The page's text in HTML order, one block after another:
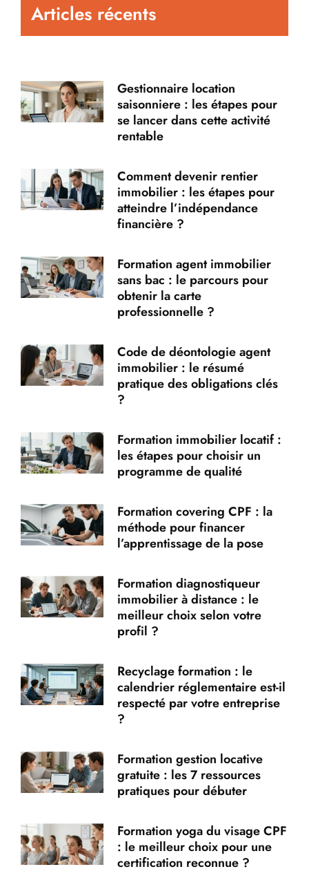
Articles récents
Gestionnaire location
saisonniere : les étapes pour
se lancer dans cette activité
rentable
Comment devenir rentier
immobilier : les étapes pour
atteindre l’indépendance
financière ?
Formation agent immobilier
sans bac : le parcours pour
obtenir la carte
professionnelle ?
Code de déontologie agent
immobilier : le résumé
pratique des obligations clés
?
Formation immobilier locatif :
les étapes pour choisir un
programme de qualité
Formation covering CPF : la
méthode pour financer
l’apprentissage de la pose
Formation diagnostiqueur
immobilier à distance : le
meilleur choix selon votre
profil ?
Recyclage formation : le
calendrier réglementaire est-il
respecté par votre entreprise
?
Formation gestion locative
gratuite : les 7 ressources
pratiques pour débuter
Formation yoga du visage CPF
: le meilleur choix pour une
certification reconnue ?